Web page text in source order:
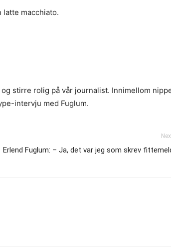
macchiato.
stirre rolig på vår journalist. Innimellom
intervju med Fuglum.
Erlend Fuglum: – Ja, det var jeg som skrev